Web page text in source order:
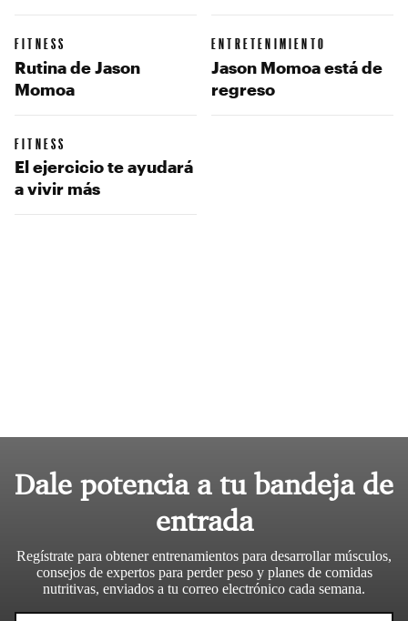
FITNESS
Rutina de Jason
Momoa
ENTRETENIMIENTO
Jason Momoa está de
regreso
FITNESS
El ejercicio te ayudará
a vivir más
Dale potencia a tu bandeja de
entrada
Regístrate para obtener entrenamientos para desarrollar músculos,
consejos de expertos para perder peso y planes de comidas
nutritivas, enviados a tu correo electrónico cada semana.